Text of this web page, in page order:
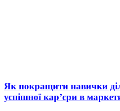
Як покращити навички
успішної кар’єри в